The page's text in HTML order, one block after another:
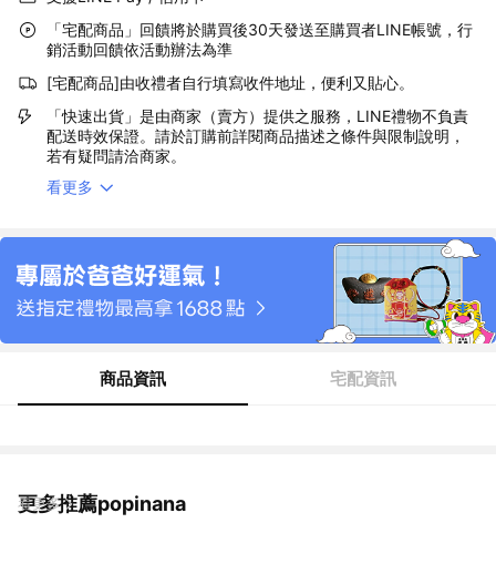
「宅配商品」回饋將於購買後30天發送至購買者LINE帳號，行
銷活動回饋依活動辦法為準
[宅配商品]由收禮者自行填寫收件地址，便利又貼心。
「快速出貨」是由商家（賣方）提供之服務，LINE禮物不負責
配送時效保證。請於訂購前詳閱商品描述之條件與限制說明，
若有疑問請洽商家。
看更多
商品資訊 宅配資訊
更多推薦popinana
看更多